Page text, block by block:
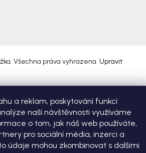
a reklam, poskytování funkcí
naší návštěvnosti využíváme
o tom, jak náš web používáte,
pro sociální média, inzerci a
údaje mohou zkombinovat s dalšími
. Všechna práva vyhrazena. Upravit